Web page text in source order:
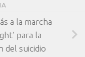
a la marcha
para la
del suicidio